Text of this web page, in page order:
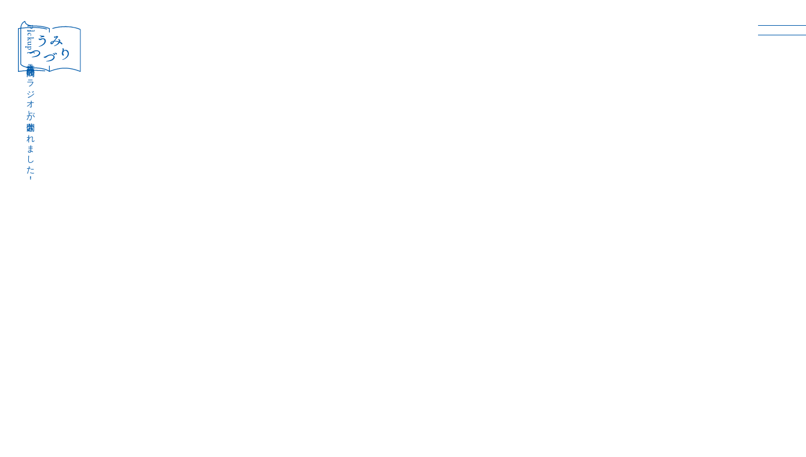
［Pickup］
音声作品『波間のラジオ』が公開されました！